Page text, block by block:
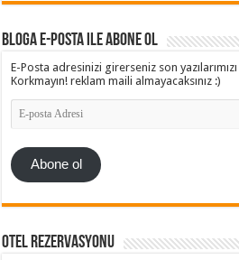
Bloga e-posta ile abone ol
E-Posta adresinizi girerseniz son
Korkmayın! reklam maili almayacaksınız :)
E-
posta
Adresi
Abone ol
Otel Rezervasyonu